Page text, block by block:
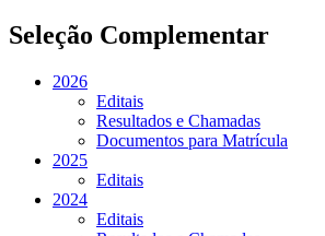
Seleção Complementar
2026
Editais
Resultados e Chamadas
Documentos para Matrícula
2025
Editais
2024
Editais